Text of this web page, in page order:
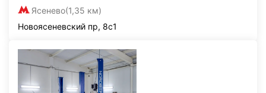
Ясенево(1,35 км)
Новоясеневский пр, 8с1